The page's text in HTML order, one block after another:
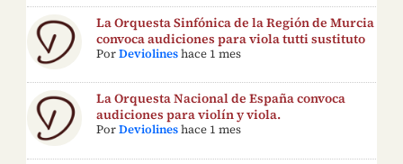
La Orquesta Sinfónica de la Región de Murcia
convoca audiciones para viola tutti sustituto
PorDeviolines hace 1 mes
La Orquesta Nacional de España convoca
audiciones para violín y viola.
PorDeviolines hace 1 mes